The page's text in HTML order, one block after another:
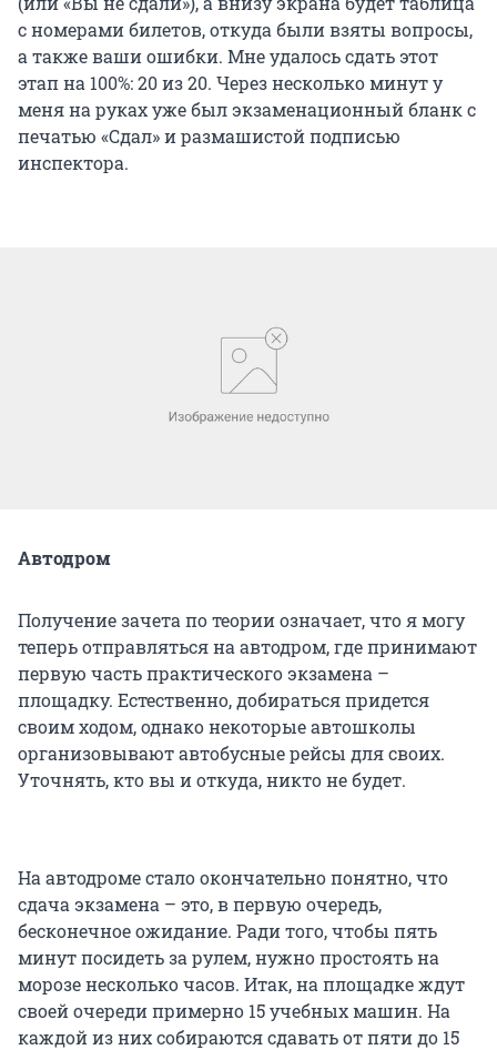
с номерами билетов, откуда были взяты вопросы,
а также ваши ошибки. Мне удалось сдать этот
этап на 100%: 20 из 20. Через несколько минут у
меня на руках уже был экзаменационный бланк с
печатью «Сдал» и размашистой подписью
инспектора.
Автодром
Получение зачета по теории означает, что я могу
теперь отправляться на автодром, где принимают
первую часть практического экзамена –
площадку. Естественно, добираться придется
своим ходом, однако некоторые автошколы
организовывают автобусные рейсы для своих.
Уточнять, кто вы и откуда, никто не будет.
На автодроме стало окончательно понятно, что
сдача экзамена – это, в первую очередь,
бесконечное ожидание. Ради того, чтобы пять
минут посидеть за рулем, нужно простоять на
морозе несколько часов. Итак, на площадке ждут
своей очереди примерно 15 учебных машин. На
каждой из них собираются сдавать от пяти до 15